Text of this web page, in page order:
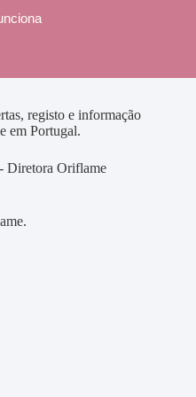
registo e informação
em Portugal.
Diretora Oriflame